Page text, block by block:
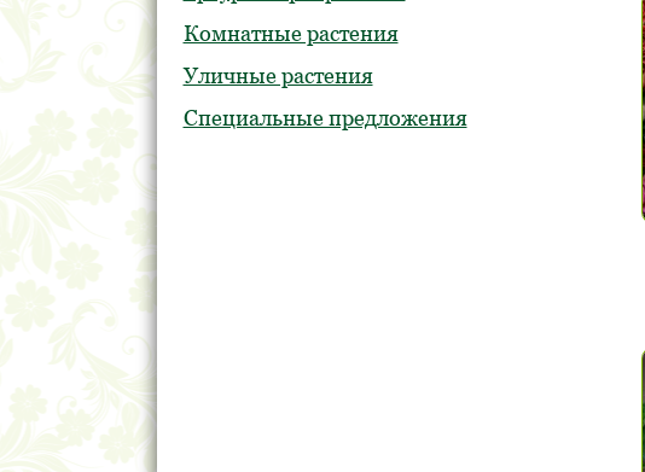
Комнатные растения
Уличные растения
Специальные предложения